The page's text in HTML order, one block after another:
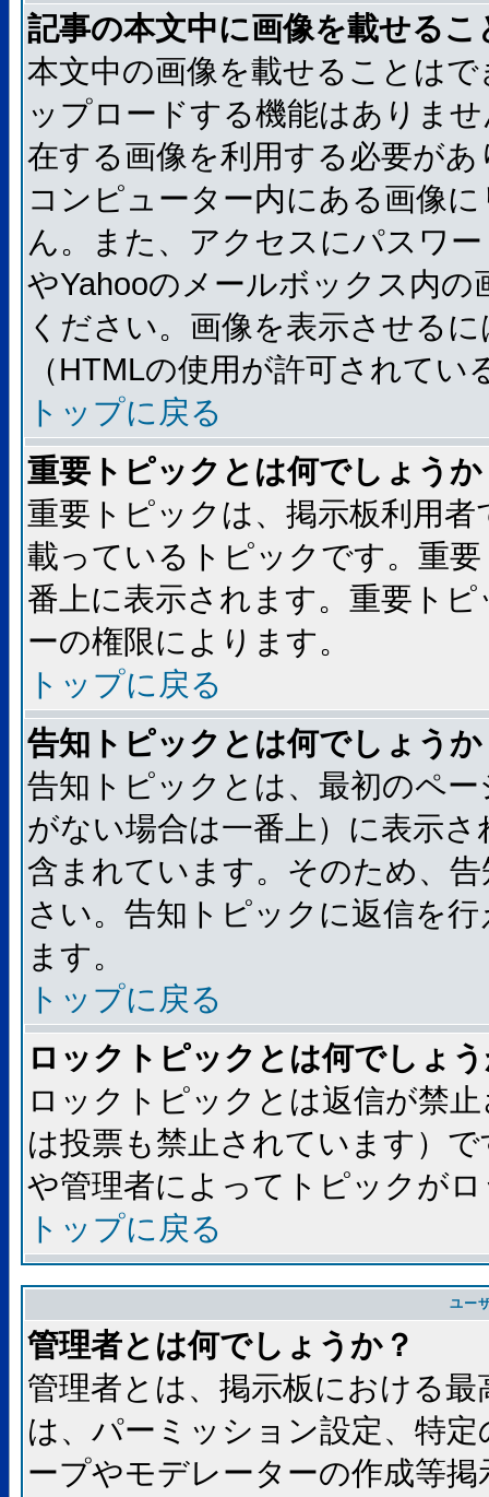
記事の本文中に画像を載せる
本文中の画像を載せることは
ップロードする機能はありま
在する画像を利用する必要が
コンピューター内にある画像
ん。また、アクセスにパスワ
やYahooのメールボックス内
ください。画像を表示させる
（HTMLの使用が許可されて
トップに戻る
重要トピックとは何でしょうか
重要トピックは、掲示板利用
載っているトピックです。重
番上に表示されます。重要ト
ーの権限によります。
トップに戻る
告知トピックとは何でしょうか
告知トピックとは、最初のペ
がない場合は一番上）に表示
含まれています。そのため、
さい。告知トピックに返信を
ます。
トップに戻る
ロックトピックとは何でしょ
ロックトピックとは返信が禁
は投票も禁止されています）
や管理者によってトピックが
トップに戻る
ユー
管理者とは何でしょうか？
管理者とは、掲示板における
は、パーミッション設定、特
ープやモデレーターの作成等